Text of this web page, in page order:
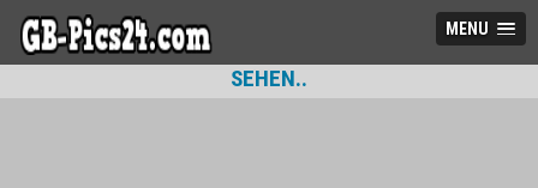
MENU
SEHEN..